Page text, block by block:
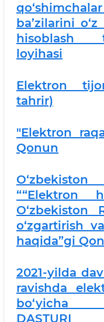
ba’zilarini
hisoblash
loyihasi
Elektron
tahrir)
"Elektron
Qonun
““Elektron
O‘zbekiston
o‘zgartirish
haqida”gi
2021-yilda
ravishda
bo‘yicha
DASTURI